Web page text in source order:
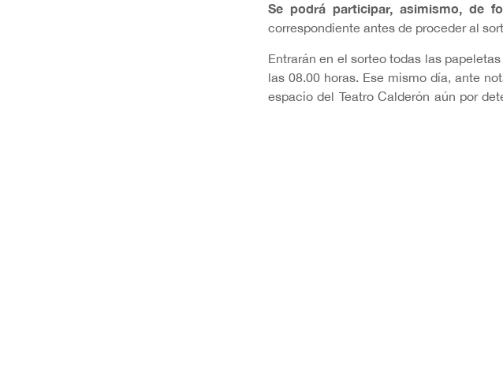
Se podrá participar, asimismo, de
correspondiente antes de proceder al
Entrarán en el sorteo todas las
las 08.00 horas. Ese mismo día, ante
espacio del Teatro Calderón aún por